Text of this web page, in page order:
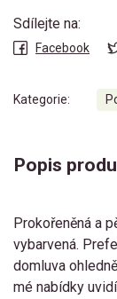
Sdílejte na:
Facebook
Kategorie:
Popis
Prokořeněná a
vybarvená.
domluva
mé nabídky